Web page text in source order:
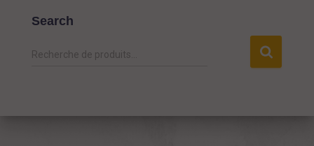
Search
RRecherche de produits…